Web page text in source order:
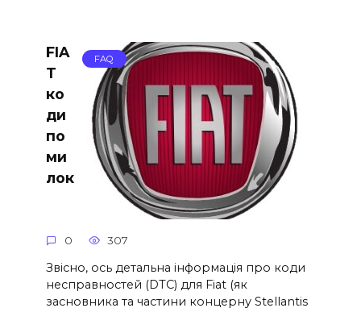
FAQ
FIA
T
ко
ди
по
ми
лок
0 307
Звісно, ось детальна інформація про коди
несправностей (DTC) для Fiat (як
засновника та частини концерну Stellantis